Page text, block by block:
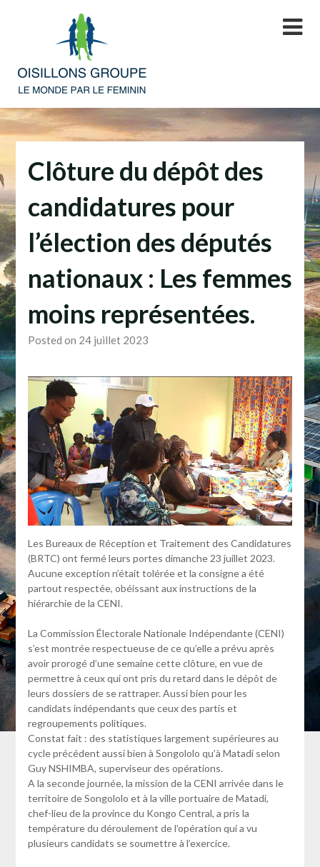
Clôture du dépôt des
candidatures pour
l’élection des députés
nationaux : Les femmes
moins représentées.
Posted on 24 juillet 2023
Les Bureaux de Réception et Traitement des Candidatures
(BRTC) ont fermé leurs portes dimanche 23 juillet 2023.
Aucune exception n’était tolérée et la consigne a été
partout respectée, obéissant aux instructions de la
hiérarchie de la CENI.
La Commission Électorale Nationale Indépendante (CENI)
s’est montrée respectueuse de ce qu’elle a prévu après
avoir prorogé d’une semaine cette clôture, en vue de
permettre à ceux qui ont pris du retard dans le dépôt de
leurs dossiers de se rattraper. Aussi bien pour les
candidats indépendants que ceux des partis et
regroupements politiques.
Constat fait : des statistiques largement supérieures au
cycle précédent aussi bien à Songololo qu’à Matadi selon
Guy NSHIMBA, superviseur des opérations.
A la seconde journée, la mission de la CENI arrivée dans le
territoire de Songololo et à la ville portuaire de Matadi,
chef-lieu de la province du Kongo Central, a pris la
température du déroulement de l’opération qui a vu
plusieurs candidats se soumettre à l’exercice.